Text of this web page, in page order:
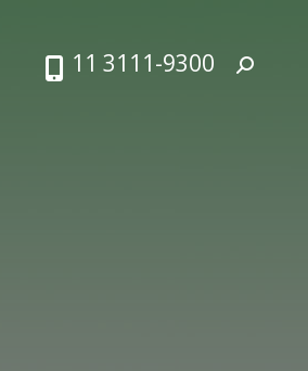
11 3111-9300 Search: